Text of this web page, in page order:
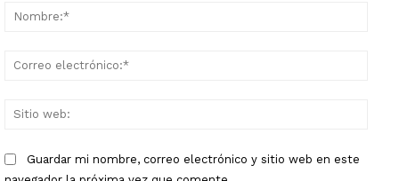
Guardar mi nombre, correo electrónico y sitio web en este